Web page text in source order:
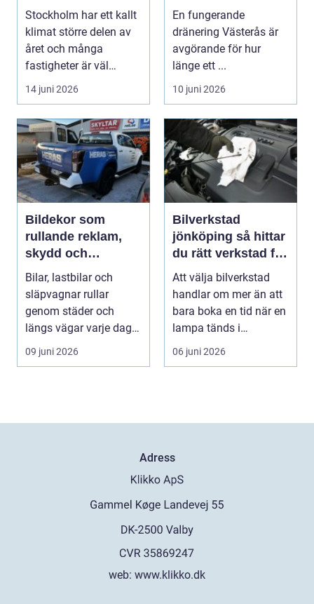
hälsosam och
energieffektiv
inomhusluft
Stockholm har ett kallt
klimat större delen av
året och många
fastigheter är väl
isolerade för att s...
14 juni 2026
En fungerande
dränering Västerås är
avgörande för hur
länge ett ...
10 juni 2026
Bildekor som
rullande reklam,
skydd och
personlig stil
Bilar, lastbilar och
släpvagnar rullar
genom städer och
längs vägar varje dag.
De passerar tusentals...
09 juni 2026
Bilverkstad
jönköping så hittar
du rätt verkstad för
din bil
Att välja bilverkstad
handlar om mer än att
bara boka en tid när en
lampa tänds i
instrumentpanelen....
06 juni 2026
Adress
web: www.klikko.dk